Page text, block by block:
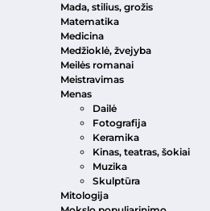
Mada, stilius, grožis
Matematika
Medicina
Medžioklė, žvejyba
Meilės romanai
Meistravimas
Menas
Dailė
Fotografija
Keramika
Kinas, teatras, šokiai
Muzika
Skulptūra
Mitologija